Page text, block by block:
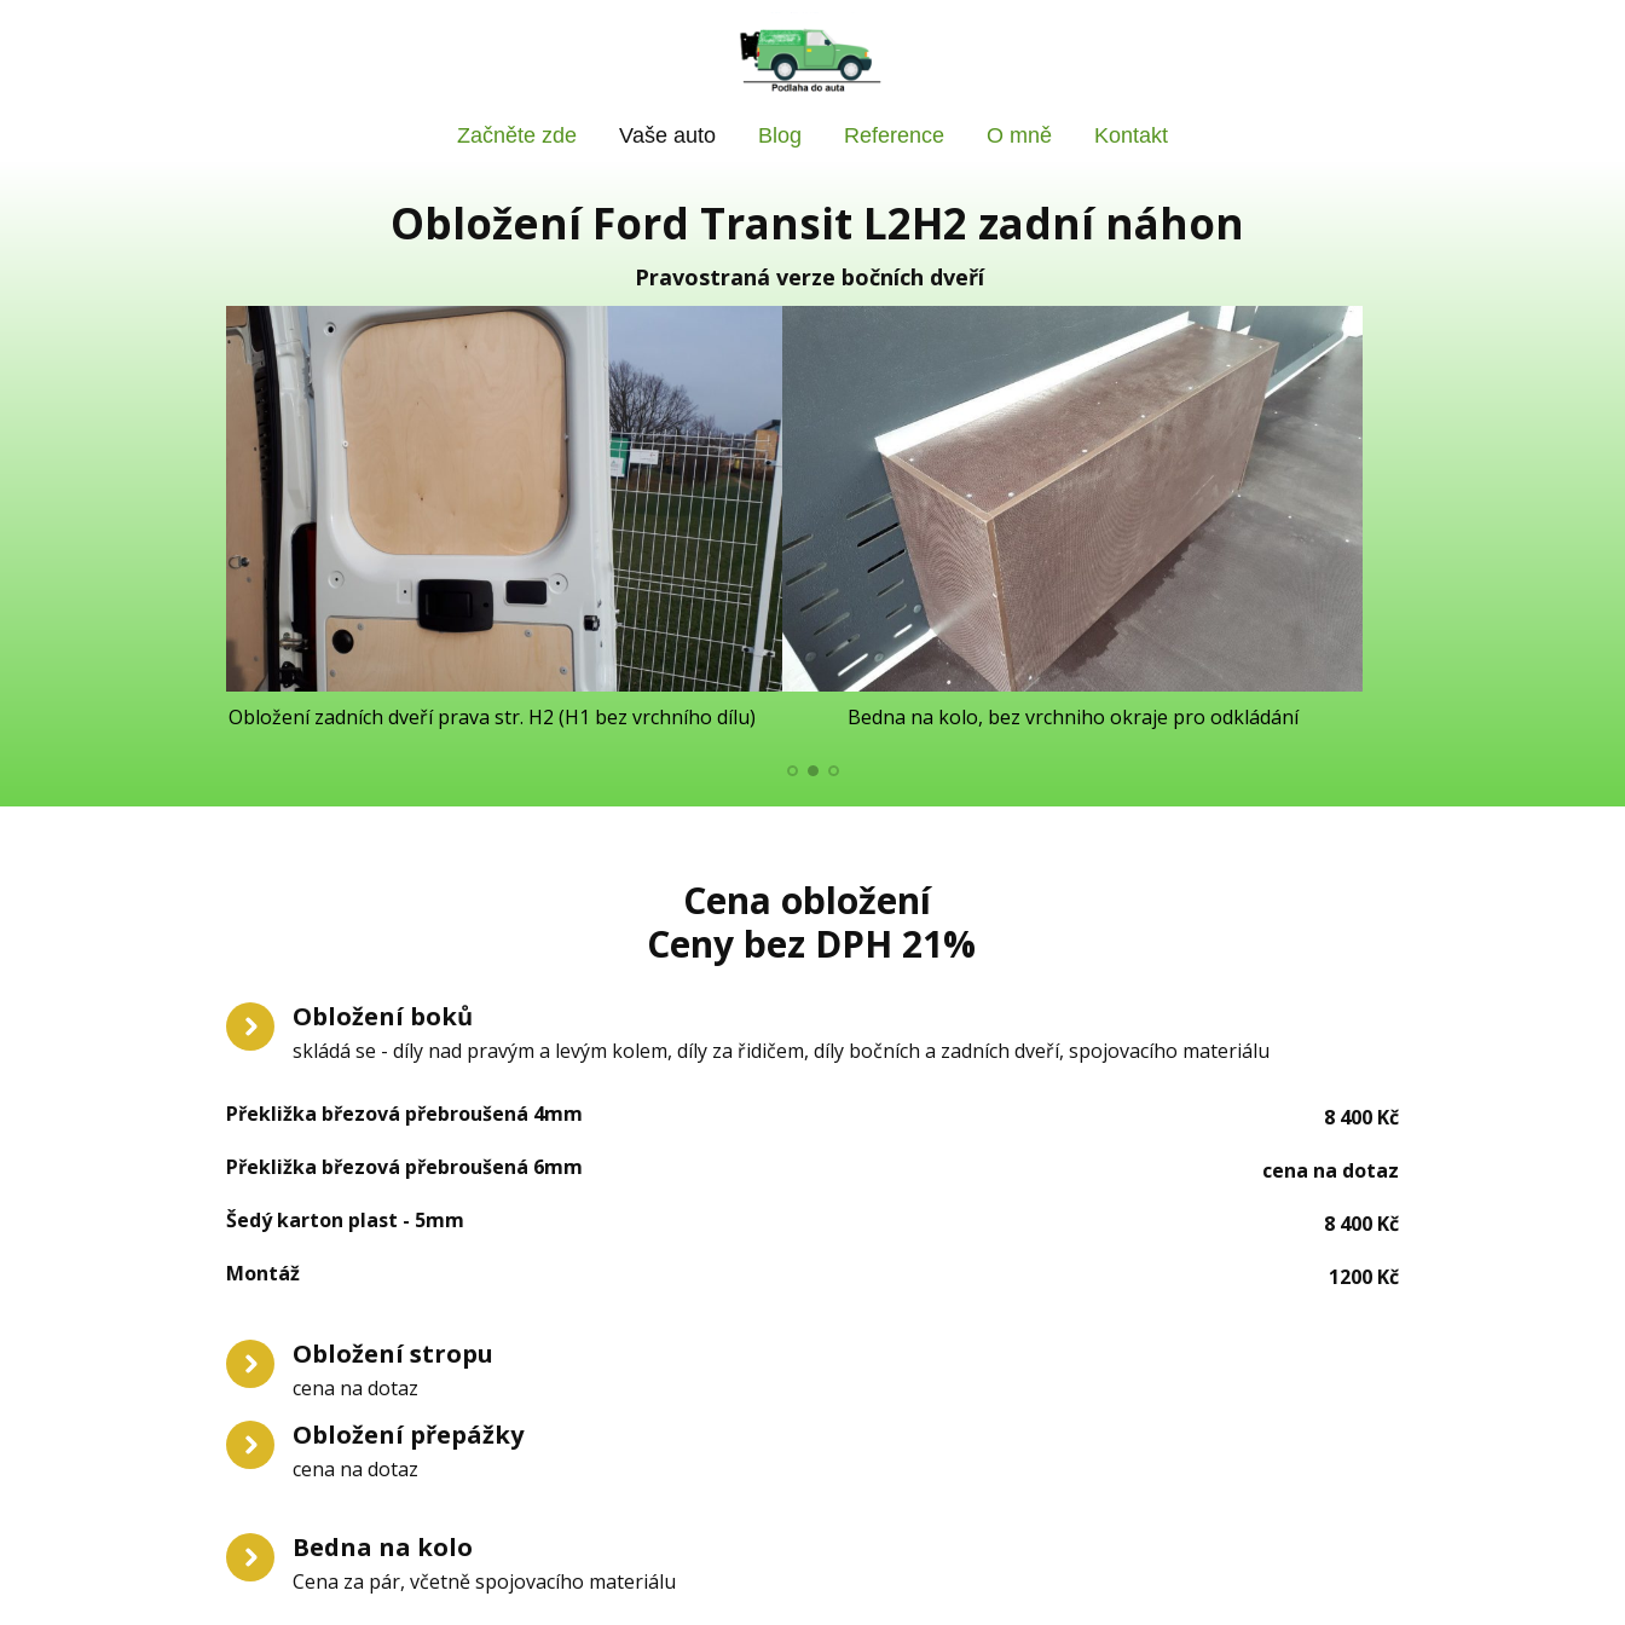
Začněte zde Vaše auto Blog Reference O mně Kontakt
Obložení Ford Transit L2H2 zadní náhon
Pravostraná verze bočních dveří
Obložení zadních dveří prava str. H2 (H1 bez vrchního dílu) Bedna na kolo, bez vrchniho okraje pro odkládání
Cena obložení
Ceny bez DPH 21%
Obložení boků
skládá se - díly nad pravým a levým kolem, díly za řidičem, díly bočních a zadních dveří, spojovacího materiálu
Překližka březová přebroušená 4mm
8 400 Kč
Překližka březová přebroušená 6mm
cena na dotaz
Šedý karton plast - 5mm
8 400 Kč
Montáž
1200 Kč
Obložení stropu
cena na dotaz
Obložení přepážky
cena na dotaz
Bedna na kolo
Cena za pár, včetně spojovacího materiálu